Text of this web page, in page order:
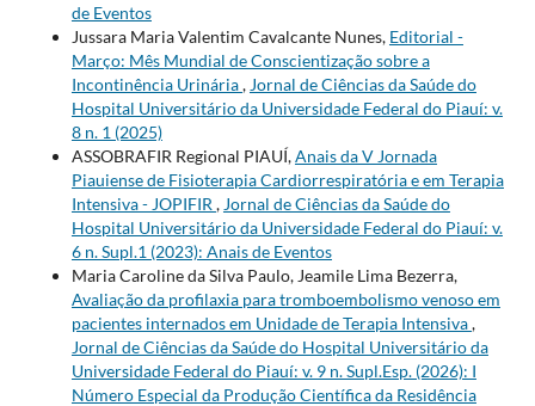
de Eventos
Jussara Maria Valentim Cavalcante Nunes, Editorial -
Março: Mês Mundial de Conscientização sobre a
Incontinência Urinária, Jornal de Ciências da Saúde do
Hospital Universitário da Universidade Federal do Piauí: v.
8 n. 1 (2025)
ASSOBRAFIR Regional PIAUÍ,Anais da V Jornada
Piauiense de Fisioterapia Cardiorrespiratória e em Terapia
Intensiva - JOPIFIR , Jornal de Ciências da Saúde do
Hospital Universitário da Universidade Federal do Piauí: v.
6 n. Supl.1 (2023): Anais de Eventos
Maria Caroline da Silva Paulo, Jeamile Lima Bezerra,
Avaliação da profilaxia para tromboembolismo venoso em
pacientes internados em Unidade de Terapia Intensiva,
Jornal de Ciências da Saúde do Hospital Universitário da
Universidade Federal do Piauí: v. 9 n. Supl.Esp. (2026): I
Número Especial da Produção Científica da Residência